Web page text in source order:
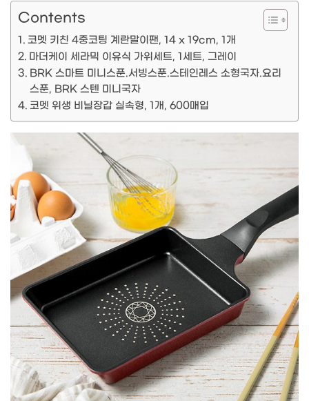
Contents
코멧 키친 4중코팅 계란말이팬, 14 x 19cm, 1개
마더케이 세라믹 이유식 가위세트, 1세트, 그레이
BRK 스마트 미니스푼.서빙스푼.스테인레스 소형국자.요리
스푼, BRK 스텐 미니국자
코멧 위생 비닐장갑 실속형, 1개, 600매입